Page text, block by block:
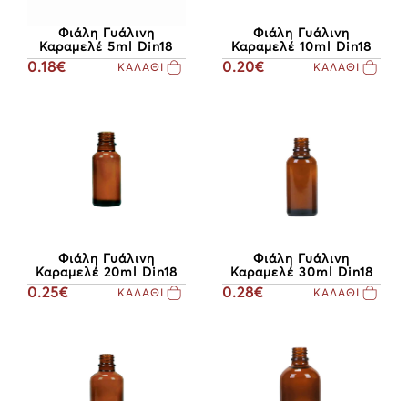
Φιάλη Γυάλινη
Καραμελέ 5ml Din18
0.18€ ΚΑΛΑΘΙ
Φιάλη Γυάλινη
Καραμελέ 10ml Din18
0.20€ ΚΑΛΑΘΙ
Φιάλη Γυάλινη
Καραμελέ 20ml Din18
0.25€ ΚΑΛΑΘΙ
Φιάλη Γυάλινη
Καραμελέ 30ml Din18
0.28€ ΚΑΛΑΘΙ